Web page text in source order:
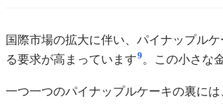
国際市場の拡大に伴い、パイナップル
る要求が高まっています9。この小さな
一つ一つのパイナップルケーキの裏に